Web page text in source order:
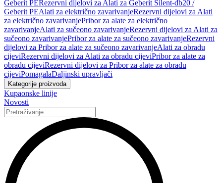
Geberit PERezervni dijelovi za Alati za Geberit Silent-db20 /
Geberit PEAlati za električno zavarivanjeRezervni dijelovi za Alati
za električno zavarivanjePribor za alate za električno
zavarivanjeAlati za sučeono zavarivanjeRezervni dijelovi za Alati za
sučeono zavarivanjePribor za alate za sučeono zavarivanjeRezervni
dijelovi za Pribor za alate za sučeono zavarivanjeAlati za obradu
cijeviRezervni dijelovi za Alati za obradu cijeviPribor za alate za
obradu cijeviRezervni dijelovi za Pribor za alate za obradu
cijeviPomagalaDaljinski upravljači
Kategorije proizvoda
Kupaonske linije
Novosti